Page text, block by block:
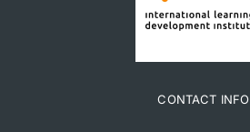
CONTACT INFO